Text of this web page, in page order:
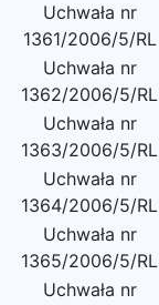
Uchwała nr
1361/2006/5/RL
Uchwała nr
1362/2006/5/RL
Uchwała nr
1363/2006/5/RL
Uchwała nr
1364/2006/5/RL
Uchwała nr
1365/2006/5/RL
Uchwała nr